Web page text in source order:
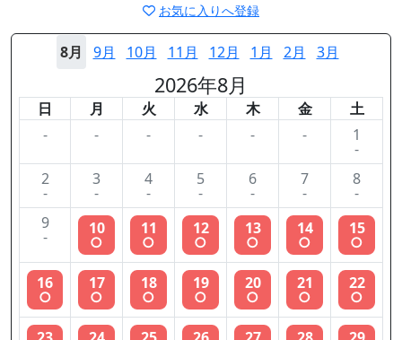
お気に入りへ登録
8月 9月 10月 11月 12月 1月 2月 3月
2026年8月
日 月 火 水 木 金
土
-
- - - - - 1
-
2
-
3
-
4
-
5
-
6
-
7
-
8
-
9
- 10
○
11
○
12
○
13
○
14
○
15
○
16
○
17
○
18
○
19
○
20
○
21
○
22
○